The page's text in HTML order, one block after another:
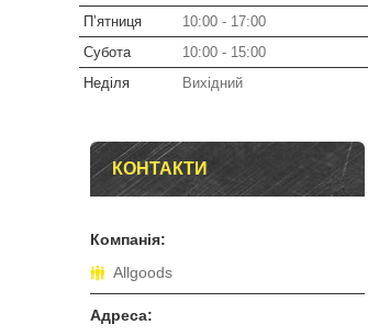
Пʼятниця
10:00
17:00
Субота
10:00
15:00
Неділя
Вихідний
КОНТАКТИ
Allgoods